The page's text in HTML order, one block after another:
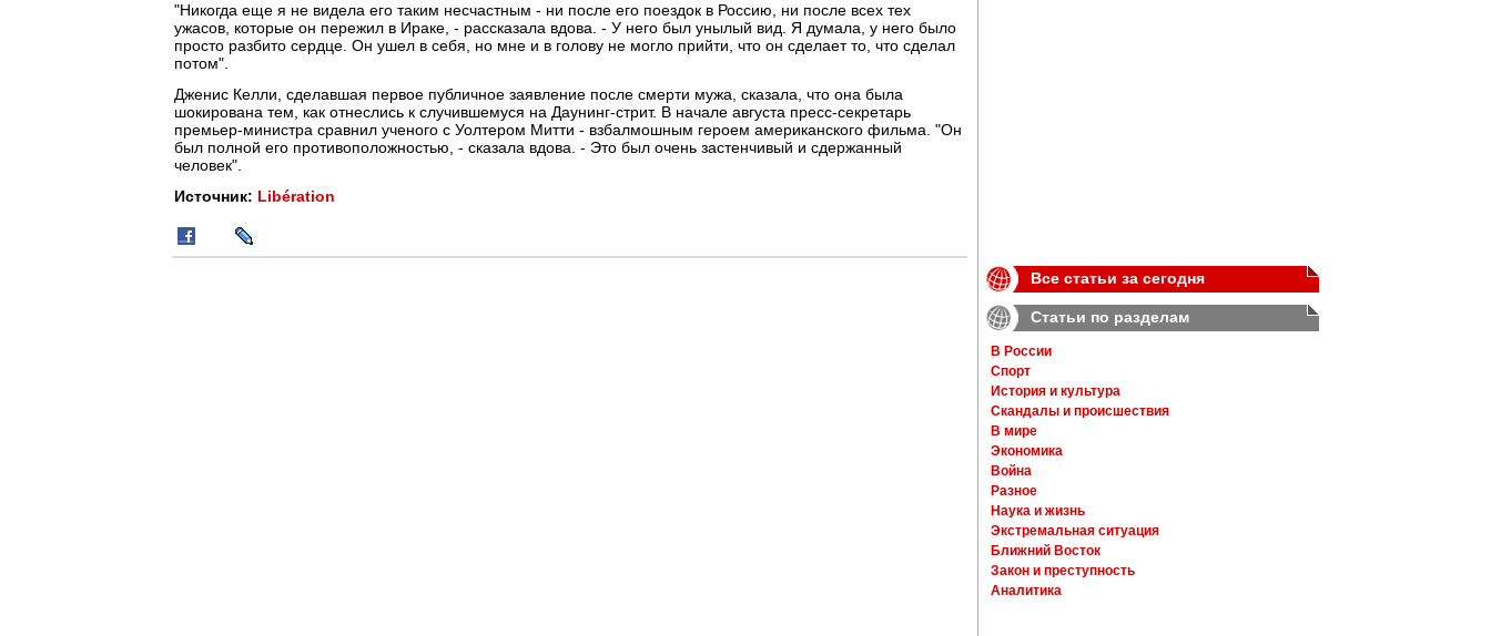
"Никогда еще я не видела его таким несчастным - ни после его поездок в Россию, ни после всех тех
ужасов, которые он пережил в Ираке, - рассказала вдова. - У него был унылый вид. Я думала, у него было
просто разбито сердце. Он ушел в себя, но мне и в голову не могло прийти, что он сделает то, что сделал
потом".
Дженис Келли, сделавшая первое публичное заявление после смерти мужа, сказала, что она была
шокирована тем, как отнеслись к случившемуся на Даунинг-стрит. В начале августа пресс-секретарь
премьер-министра сравнил ученого с Уолтером Митти - взбалмошным героем американского фильма. "Он
был полной его противоположностью, - сказала вдова. - Это был очень застенчивый и сдержанный
человек".
Источник: Libération
Все статьи за сегодня
Статьи по разделам
В России
Спорт
История и культура
Скандалы и происшествия
В мире
Экономика
Война
Разное
Наука и жизнь
Экстремальная ситуация
Ближний Восток
Закон и преступность
Аналитика